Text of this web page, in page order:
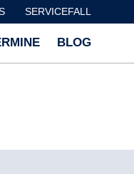
SERVICEFALL
BLOG